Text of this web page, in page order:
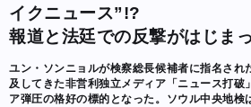
イクニュース”!?
報道と法廷での反撃がはじま
ユン・ソンニョルが検察総長候補者に指名され
及してきた非営利独立メディア「ニュース打破
ア弾圧の格好の標的となった。ソウル中央地